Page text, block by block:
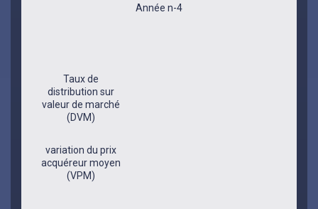
Année n-4
Taux de
distribution sur
valeur de marché
(DVM)
variation du prix
acquéreur moyen
(VPM)